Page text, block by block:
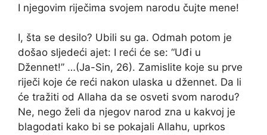
I njegovim riječima svojem narodu čujte mene!
I, šta se desilo? Ubili su ga. Odmah potom je
došao sljedeći ajet: I reći će se: “Uđi u
Džennet!” …(Ja-Sin, 26). Zamislite koje su prve
riječi koje će reći nakon ulaska u džennet. Da li
će tražiti od Allaha da se osveti svom narodu?
Ne, nego želi da njegov narod zna u kakvoj je
blagodati kako bi se pokajali Allahu, uprkos